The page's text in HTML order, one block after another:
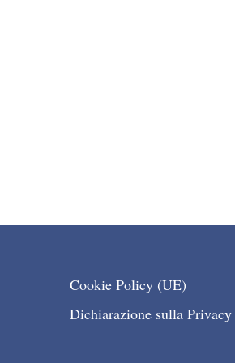
Cookie Policy (UE)
Dichiarazione sulla